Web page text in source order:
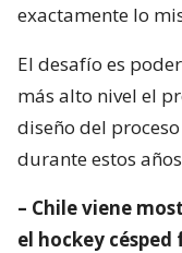
exactamente lo
El desafío es
más alto nivel el
diseño del
durante estos
– Chile viene
el hockey